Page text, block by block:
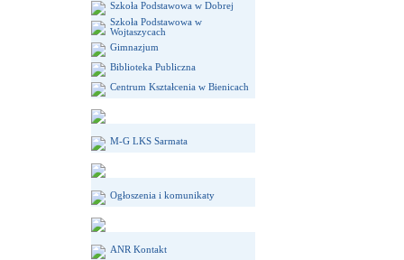
Szkoła Podstawowa w Dobrej
Szkoła Podstawowa w
Wojtaszycach
Gimnazjum
Biblioteka Publiczna
Centrum Kształcenia w Bienicach
M-G LKS Sarmata
Ogłoszenia i komunikaty
ANR Kontakt